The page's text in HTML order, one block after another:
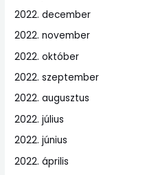
2022. december
2022. november
2022. október
2022. szeptember
2022. augusztus
2022. július
2022. június
2022. április